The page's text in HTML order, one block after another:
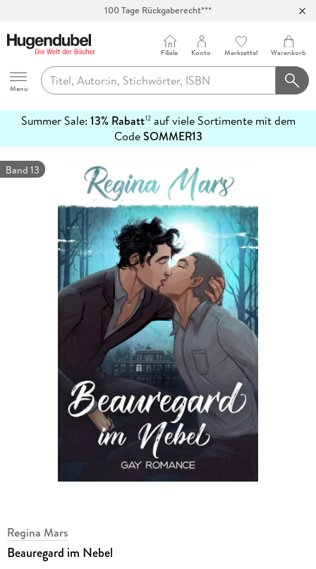
100 Tage Rückgaberecht***
Hugendubel
Menu
Filiale Konto Merkzettel Warenkorb
Summer Sale: 13% Rabatt12auf viele Sortimente mit dem
CodeSOMMER13
erfahren
Band 13
Regina Mars
Beauregard im Nebel